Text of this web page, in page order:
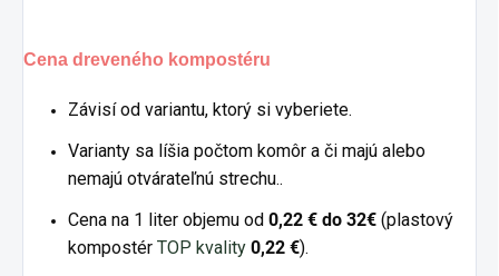
Cena dreveného kompostéru
Závisí od variantu, ktorý si vyberiete.
Varianty sa líšia počtom komôr a či majú alebo
nemajú otvárateľnú strechu..
Cena na 1 liter objemu od 0,22 € do 32€ (plastový
kompostér TOP kvality 0,22 €).